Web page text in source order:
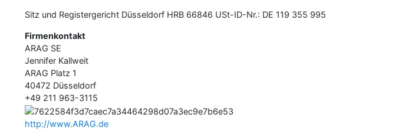
Sitz und Registergericht Düsseldorf HRB 66846 USt-ID-Nr.: DE 119 355 995
Firmenkontakt
ARAG SE
Jennifer Kallweit
ARAG Platz 1
40472 Düsseldorf
+49 211 963-3115
http://www.ARAG.de